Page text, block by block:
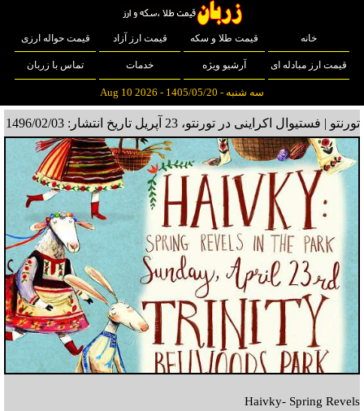
خانه قیمت طلا و سکه قیمت ارز آزاد قیمت حواله ارزی
قیمت ارز مبادله ای آرشیو ویژه خدمات تماس با زربان
سه شنبه - 1405/05/20 - Aug 10 2026
تورنتو | فستیوال اکراینی در تورنتو، 23 آپریل تاریخ انتشار: 1496/02/03
Haivky- Spring Revels